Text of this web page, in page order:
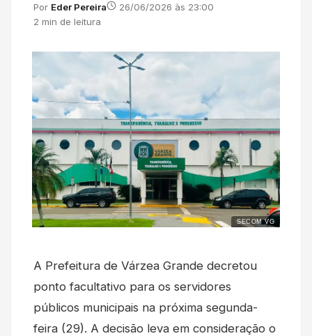
Por Eder Pereira
26/06/2026 às 23:00
2 min de leitura
SECOM VG
A Prefeitura de Várzea Grande decretou
ponto facultativo para os servidores
públicos municipais na próxima segunda-
feira (29). A decisão leva em consideração o